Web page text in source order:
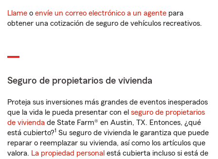
Llame o envíe un correo electrónico a un agente para
obtener una cotización de seguro de vehículos recreativos.
Seguro de propietarios de vivienda
Proteja sus inversiones más grandes de eventos inesperados
que la vida le pueda presentar con el seguro de propietarios
de vivienda de State Farm® en Austin, TX. Entonces, ¿qué
está cubierto?1 Su seguro de vivienda le garantiza que puede
reparar o reemplazar su vivienda, así como los artículos que
valora. La propiedad personal está cubierta incluso si está de